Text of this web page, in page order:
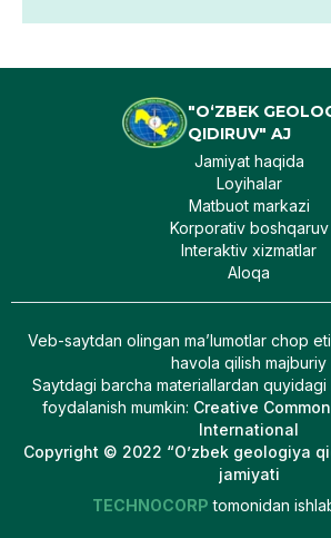
"O‘ZBEK
QIDIRUV" AJ
Jamiyat haqida
Loyihalar
Matbuot markazi
Korporativ boshqaruv
Interaktiv xizmatlar
Aloqa
Veb-saytdan olingan maʼlumotlar chop
havola qilish majburiy
Saytdagi barcha materiallardan quyidagi
foydalanish mumkin: Creative
International
Copyright © 2022 “O’zbek geologiya
jamiyati
TECHNOCORP tomonidan